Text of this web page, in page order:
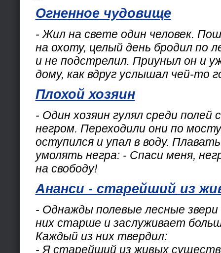
Огненное чудовище
- Жил на свете один человек.
на охоту, целый день бродил по
и не подстрелил. Приуныл он и
дому, как вдруг услышал чей-то
Плохой хозяин
- Один хозяин гулял среди полей
негром. Переходили они по мосту
оступился и упал в воду.
умолять негра: - Спаси меня,
на свободу!
Ананси - старейший из
- Однажды полевые лесные звери
них старше и заслуживает
Каждый из них твердил:
- Я старейший из живых